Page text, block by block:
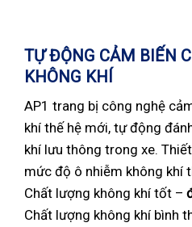
TỰ ĐỘNG CẢM BIẾN
KHÔNG KHÍ
AP1 trang bị công nghệ
khí thế hệ mới, tự động
khí lưu thông trong xe.
mức độ ô nhiễm không khí
Chất lượng không khí tốt –
Chất lượng không khí bình